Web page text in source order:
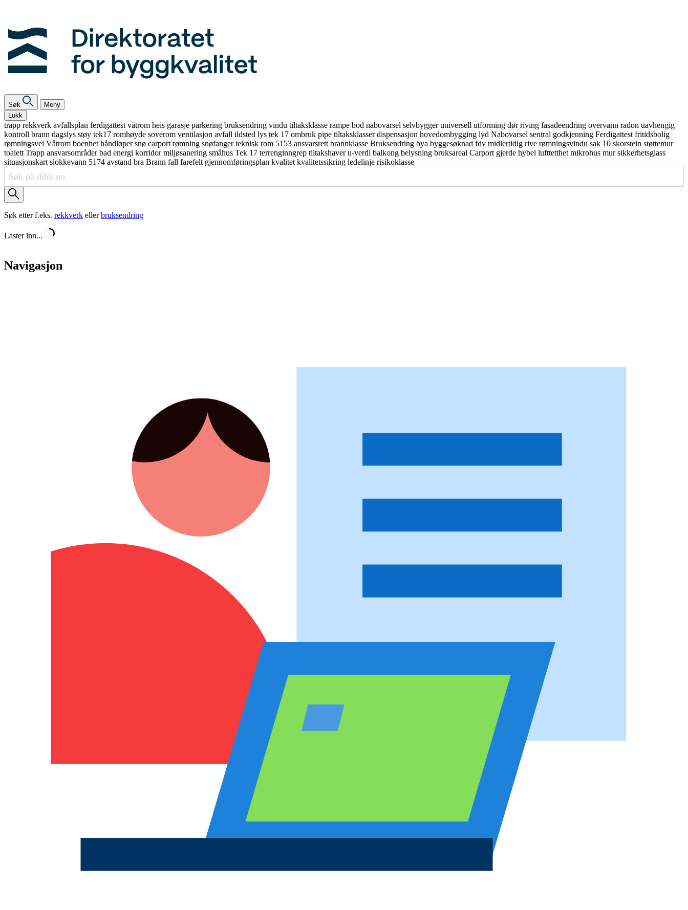
Søk
Meny
Lukk
trapp rekkverk avfallsplan ferdigattest våtrom heis garasje parkering bruksendring vindu tiltaksklasse rampe bod nabovarsel selvbyggeruniversell utforming dørriving fasadeendring overvann radon uavhengig
kontroll brann dagslys støy tek17 romhøyde soverom ventilasjon avfall ildsted lys tek 17 ombruk pipe tiltaksklasserdispensasjon hovedombygging lyd Nabovarsel sentral godkjenning Ferdigattest fritidsbolig
rømningsvei Våtrom boenhet håndløpersnø carport rømning snøfangerteknisk rom 5153 ansvarsrett brannklasse Bruksendring bya byggesøknad fdv midlertidig rive rømningsvindu sak 10 skorstein støttemur
toalett Trapp ansvarsområderbad energi korridormiljøsanering småhus Tek 17 terrenginngrep tiltakshaveru-verdi balkong belysning bruksareal Carport gjerde hybel lufttetthet mikrohus mursikkerhetsglass
situasjonskart slokkevann 5174 avstand bra Brann fall farefelt gjennomføringsplan kvalitet kvalitetssikring ledelinje risikoklasse
Søk etter f.eks. rekkverk ellerbruksendring
Laster inn...
Navigasjon